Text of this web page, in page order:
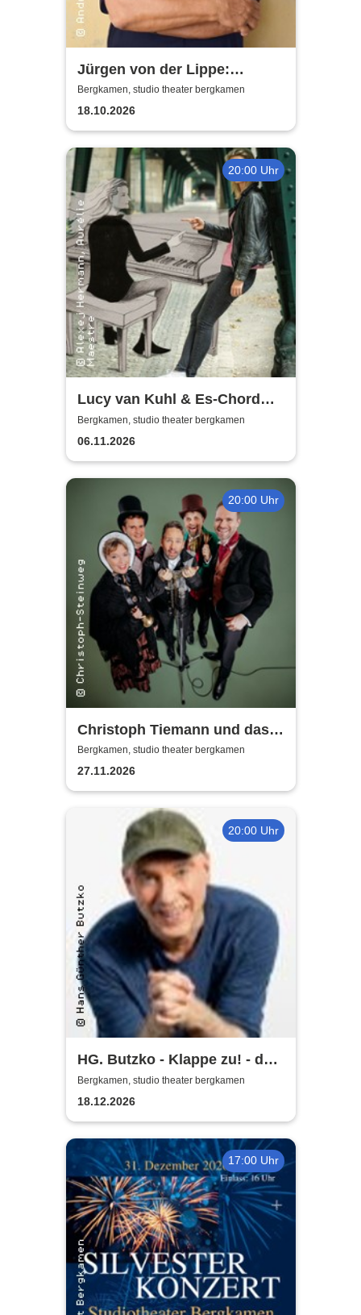
Jürgen von der Lippe:
Sextextsextett - Comedy-
Lesung
Bergkamen, studio theater bergkamen
18.10.2026
20:00 Uhr
Lucy van Kuhl & Es-Chord
Band
Bergkamen, studio theater bergkamen
06.11.2026
20:00 Uhr
Christoph Tiemann und das
Theater ex libris
Bergkamen, studio theater bergkamen
27.11.2026
20:00 Uhr
HG. Butzko - Klappe zu! - der
satirische Jahresrückblick
Bergkamen, studio theater bergkamen
18.12.2026
17:00 Uhr